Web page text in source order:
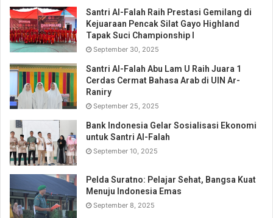
Santri Al-Falah Raih Prestasi Gemilang di
Kejuaraan Pencak Silat Gayo Highland
Tapak Suci Championship I
September 30, 2025
Santri Al-Falah Abu Lam U Raih Juara 1
Cerdas Cermat Bahasa Arab di UIN Ar-
Raniry
September 25, 2025
Bank Indonesia Gelar Sosialisasi Ekonomi
untuk Santri Al-Falah
September 10, 2025
Pelda Suratno: Pelajar Sehat, Bangsa Kuat
Menuju Indonesia Emas
September 8, 2025